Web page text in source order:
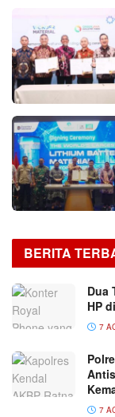
BERITA
Dua
HP
7
7